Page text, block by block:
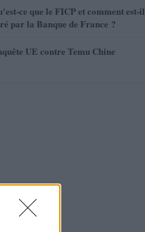
ce que le FICP et comment est-il
par la Banque de France ?
UE contre Temu Chine